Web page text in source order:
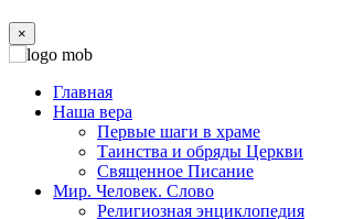
×
Главная
Наша вера
Первые шаги в храме
Таинства и обряды Церкви
Священное Писание
Мир. Человек. Слово
Религиозная энциклопедия